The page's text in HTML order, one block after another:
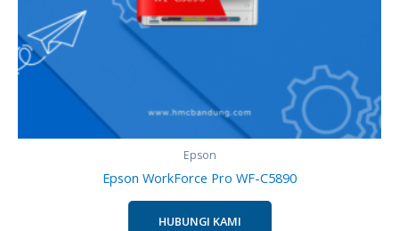
Epson
Epson WorkForce Pro WF-C5890
HUBUNGI KAMI